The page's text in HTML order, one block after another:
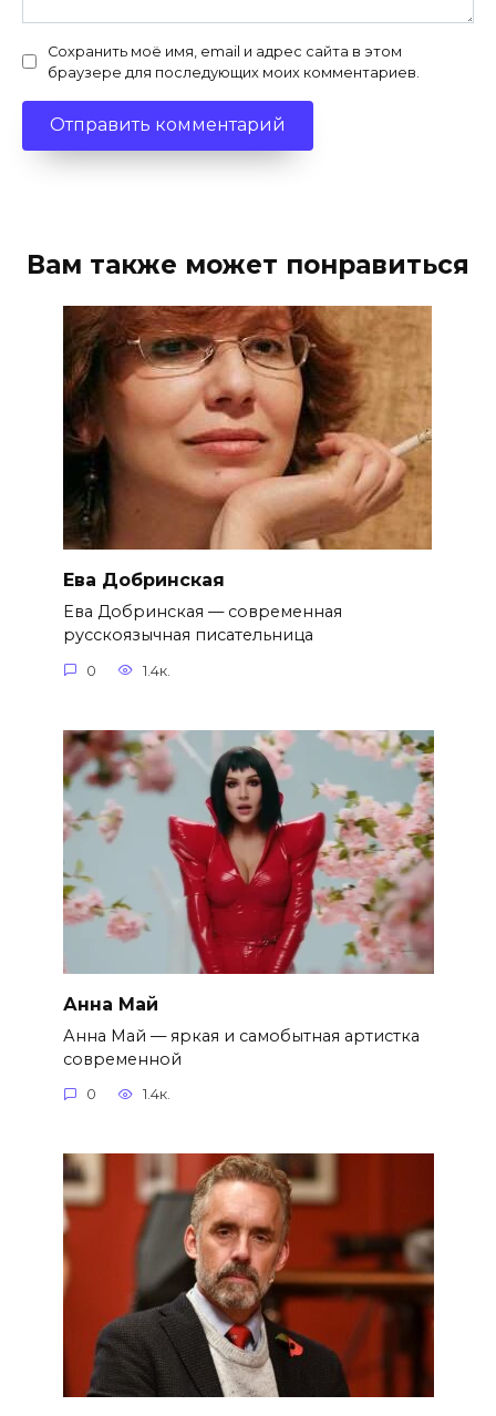
Сохранить моё имя, email и адрес сайта в этом
браузере для последующих моих комментариев.
Вам также может понравиться
Ева Добринская
Ева Добринская — современная
русскоязычная писательница
0 1.4к.
Анна Май
Анна Май — яркая и самобытная артистка
современной
0 1.4к.